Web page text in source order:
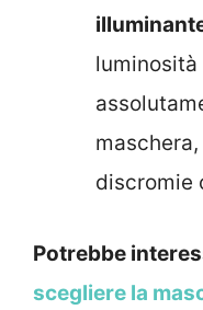
discromie
Potrebbe
scegliere la